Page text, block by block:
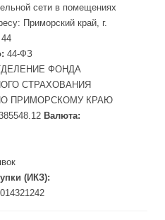
сети в помещениях
Приморский край, г.
44-ФЗ
ФОНДА
СТРАХОВАНИЯ
ПРИМОРСКОМУ КРАЮ
Валюта:
(ИКЗ):